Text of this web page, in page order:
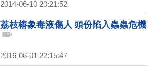
2014-06-10 20:21:52
荔枝椿象毒液傷人 頭份陷入蟲蟲危機
2016-06-01 22:15:47